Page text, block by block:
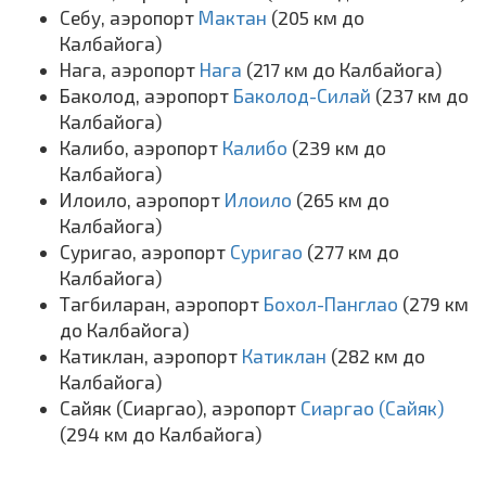
Себу, аэропорт Мактан (205 км до
Калбайога)
Нага, аэропорт Нага (217 км до Калбайога)
Баколод, аэропорт Баколод-Силай (237 км до
Калбайога)
Калибо, аэропорт Калибо (239 км до
Калбайога)
Илоило, аэропорт Илоило (265 км до
Калбайога)
Суригао, аэропорт Суригао (277 км до
Калбайога)
Тагбиларан, аэропорт Бохол-Панглао (279 км
до Калбайога)
Катиклан, аэропорт Катиклан (282 км до
Калбайога)
Сайяк (Сиаргао), аэропорт Сиаргао (Сайяк)
(294 км до Калбайога)